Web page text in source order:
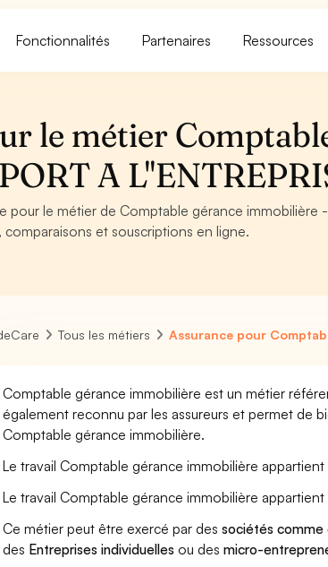
Fonctionnalités Partenaires Ressources
le métier
A
pour le métier de Comptable gérance immobilière -
comparaisons et souscriptions en ligne.
Tous les métiers Assurance pour
Comptable gérance immobilière est un métier
également reconnu par les assureurs et permet de
Comptable gérance immobilière.
Le travail Comptable gérance immobilière appartient
Le travail Comptable gérance immobilière
Ce métier peut être exercé par dessociétés comme
des Entreprises individuelles ou desmicro-